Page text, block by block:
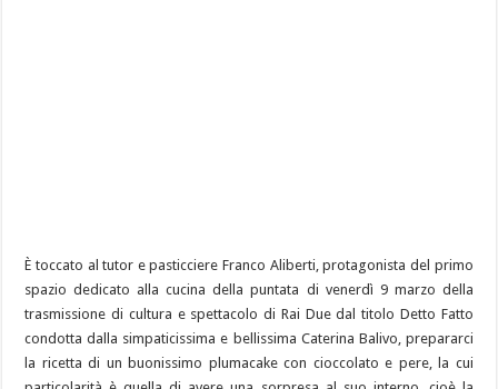
È toccato al tutor e pasticciere Franco Aliberti, protagonista del primo
spazio dedicato alla cucina della puntata di venerdì 9 marzo della
trasmissione di cultura e spettacolo di Rai Due dal titolo Detto Fatto
condotta dalla simpaticissima e bellissima Caterina Balivo, prepararci
la ricetta di un buonissimo plumacake con cioccolato e pere, la cui